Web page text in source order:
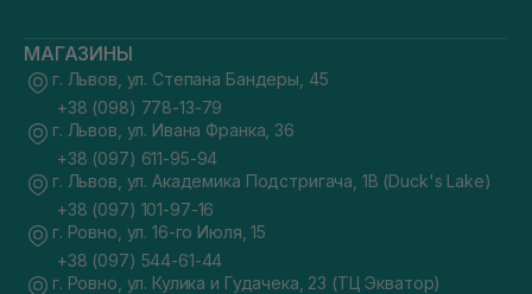
МАГАЗИНЫ
г. Львов, ул. Степана Бандеры, 45
+38 (098) 778-13-79
г. Львов, ул. Ивана Франка, 36
+38 (097) 611-95-94
г. Львов, ул. Академика Подстригача, 1В (Duck's Lake)
+38 (097) 101-97-16
г. Ровно, ул. 16-го Июля, 15
+38 (097) 544-61-44
г. Ровно, ул. Кулика и Гудачека, 23 (ТЦ Экватор)